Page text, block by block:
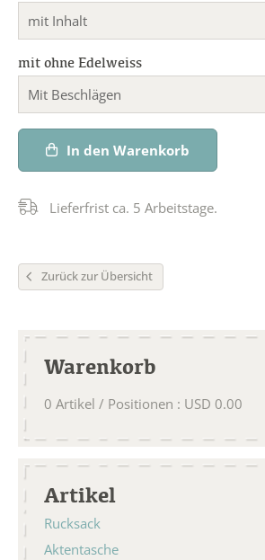
mit Inhalt
mit ohne Edelweiss
Mit Beschlägen
In den Warenkorb
Lieferfrist ca. 5 Arbeitstage.
Zurück zur Übersicht
Warenkorb
0 Artikel / Positionen : USD 0.00
Artikel
Rucksack
Aktentasche